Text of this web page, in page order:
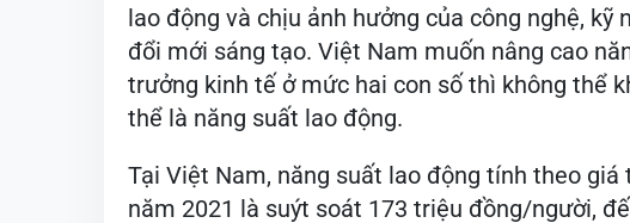
lao động và chịu ảnh hưởng của công nghệ, kỹ
đổi mới sáng tạo. Việt Nam muốn nâng cao
trưởng kinh tế ở mức hai con số thì không thể
thể là năng suất lao động.
Tại Việt Nam, năng suất lao động tính theo
năm 2021 là suýt soát 173 triệu đồng/người,